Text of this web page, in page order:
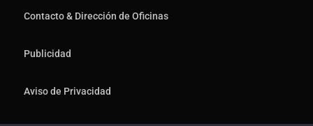
Contacto & Dirección de Oficinas
Publicidad
Aviso de Privacidad